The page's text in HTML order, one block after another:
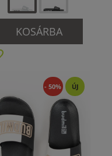
KOSÁRBA
- 50% ÚJ